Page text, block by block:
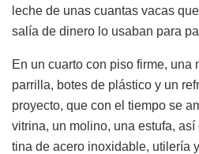
leche de unas cuantas vacas
salía de dinero lo usaban para
En un cuarto con piso firme, una
parrilla, botes de plástico y un
proyecto, que con el tiempo se
vitrina, un molino, una estufa,
tina de acero inoxidable, utilería